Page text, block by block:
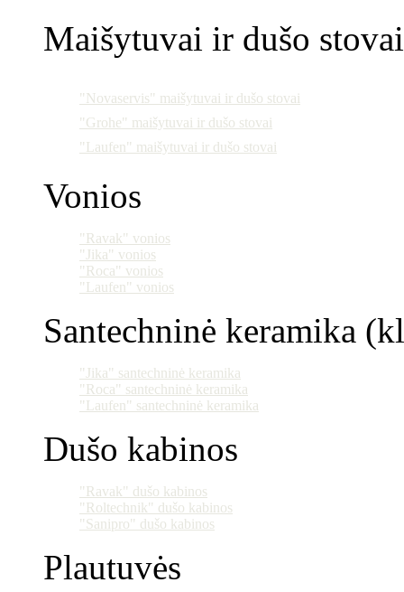
Maišytuvai ir dušo stovai
"Novaservis" maišytuvai ir dušo stovai
"Grohe" maišytuvai ir dušo stovai
"Laufen" maišytuvai ir dušo stovai
Vonios
"Ravak" vonios
"Jika" vonios
"Roca" vonios
"Laufen" vonios
Santechninė keramika
"Jika" santechninė keramika
"Roca" santechninė keramika
"Laufen" santechninė keramika
Dušo kabinos
"Ravak" dušo kabinos
"Roltechnik" dušo kabinos
"Sanipro" dušo kabinos
Plautuvės